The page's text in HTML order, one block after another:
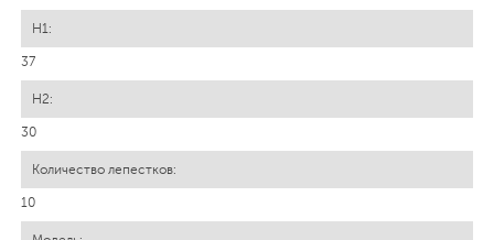
37
30
10